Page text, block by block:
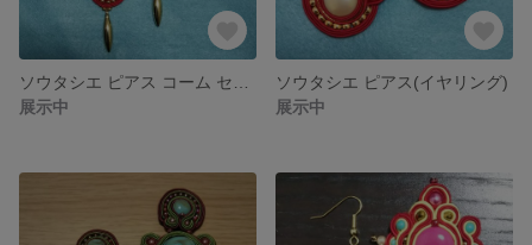
展示中
ソウタシエ ピアス(イヤリング)
展示中